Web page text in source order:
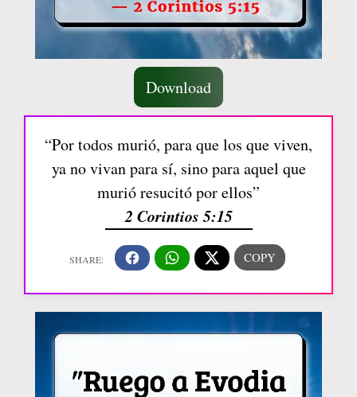
Download
“Por todos murió, para que los que viven,
ya no vivan para sí, sino para aquel que
murió resucitó por ellos”
2 Corintios 5:15